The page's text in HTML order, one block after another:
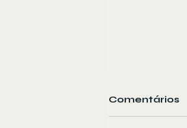
Comentários